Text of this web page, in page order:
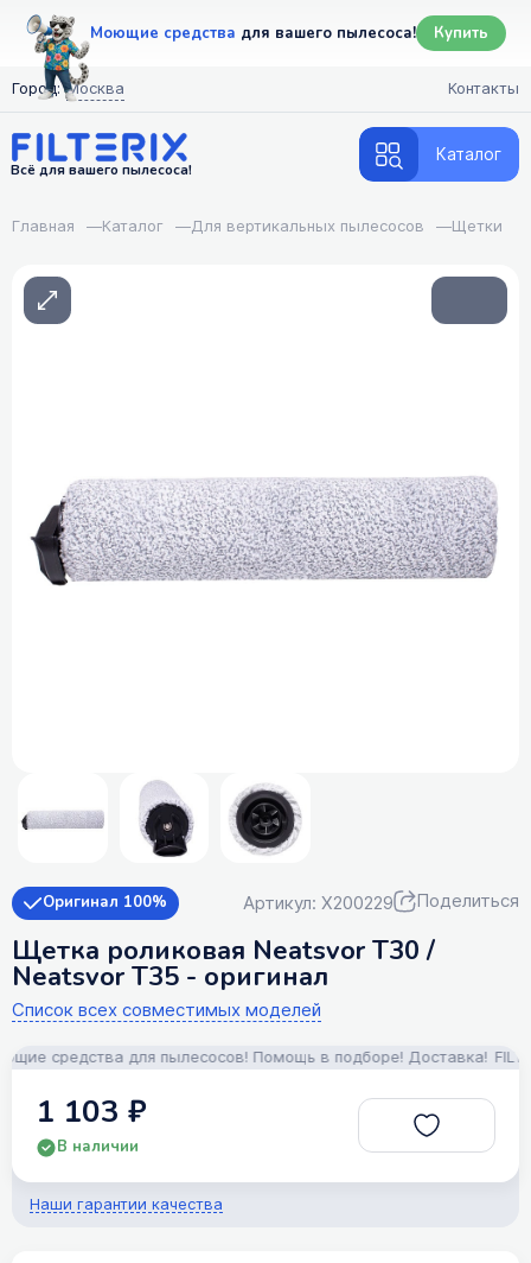
Моющие средства для вашего пылесоса! Купить
Город: Москва Контакты
Всё для вашего пылесоса!
Каталог
Главная —Каталог —Для вертикальных пылесосов —Щетки
Оригинал 100% Артикул: X200229 Поделиться
Щетка роликовая Neatsvor T30 /
Neatsvor T35 - оригинал
Список всех совместимых моделей
средства для пылесосов! Помощь в подборе! Доставка!
1 103 ₽
В наличии
Наши гарантии качества